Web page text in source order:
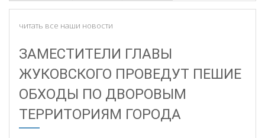
читать все наши новости
ЗАМЕСТИТЕЛИ ГЛАВЫ
ЖУКОВСКОГО ПРОВЕДУТ ПЕШИЕ
ОБХОДЫ ПО ДВОРОВЫМ
ТЕРРИТОРИЯМ ГОРОДА